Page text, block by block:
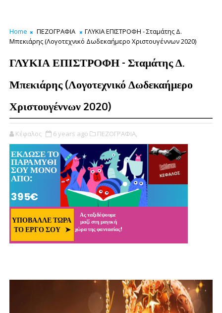
Home ΠΕΖΟΓΡΑΦΙΑ
ΓΛΥΚΙΑ ΕΠΙΣΤΡΟΦΗ - Σταμάτης Δ.
Μπεκιάρης (Λογοτεχνικό Δωδεκαήμερο Χριστουγέννων 2020)
ΓΛΥΚΙΑ ΕΠΙΣΤΡΟΦΗ - Σταμάτης Δ.
Μπεκιάρης (Λογοτεχνικό Δωδεκαήμερο
Χριστουγέννων 2020)
Κέφαλος 6 years ago ΠΕΖΟΓΡΑΦΙΑ,